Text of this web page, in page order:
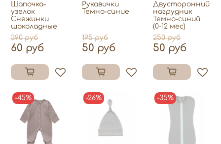
Шапочка-
узелок
Снежинки
шоколадные
390 руб
60 руб
Рукавички
Темно-синие
195 руб
50 руб
Двусторонний
нагрудник
Темно-синий
(0-12 мес)
250 руб
50 руб
-45% -26% -35%